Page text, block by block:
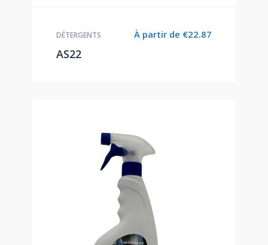
À partir de €22.87
DÉTERGENTS
AS22